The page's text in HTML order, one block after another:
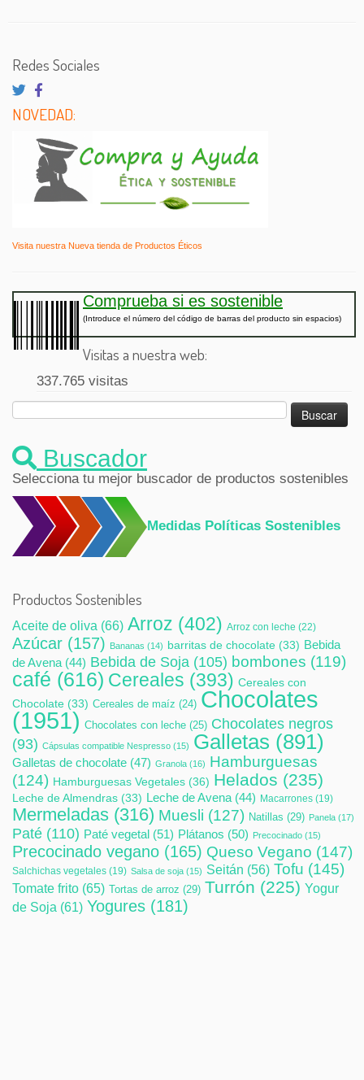
Redes Sociales
NOVEDAD:
Visita nuestra Nueva tienda de Productos Éticos
Comprueba si es sostenible
(Introduce el número del código de barras del producto sin espacios)
Visitas a nuestra web:
337.765 visitas
Buscador
Selecciona tu mejor buscador de productos sostenibles
Medidas Políticas Sostenibles
Productos Sostenibles
Aceite de oliva (66) Arroz (402) Arroz con leche (22)
Azúcar (157) Bananas (14) barritas de chocolate (33) Bebida
de Avena(44) Bebida de Soja (105) bombones (119)
café (616) Cereales (393) Cereales con
Chocolate (33) Cereales de maíz (24) Chocolates
(1951) Chocolates con leche (25) Chocolates negros
(93) Cápsulas compatible Nespresso (15) Galletas (891)
Galletas de chocolate (47) Granola (16) Hamburguesas
(124) Hamburguesas Vegetales (36) Helados (235)
Leche de Almendras (33) Leche de Avena(44) Macarrones (19)
Mermeladas (316) Muesli (127) Natillas (29) Panela (17)
Paté (110) Paté vegetal (51) Plátanos (50) Precocinado (15)
Precocinado vegano (165) Queso Vegano (147)
Salchichas vegetales (19) Salsa de soja (15) Seitán (56) Tofu (145)
Tomate frito (65) Tortas de arroz (29) Turrón (225) Yogur
de Soja (61) Yogures (181)